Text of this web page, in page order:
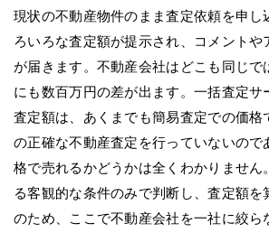
現状の不動産物件のまま査定依頼を申し
ろいろな査定額が提示され、コメントや
が届きます。不動産会社はどこも同じで
にも数百万円の差が出ます。一括査定サ
査定額は、あくまでも簡易査定での価格
の正確な不動産査定を行っていないので
格で売れるかどうかは全くわかりません
る客観的な条件のみで判断し、査定額を
のため、ここで不動産会社を一社に絞ら